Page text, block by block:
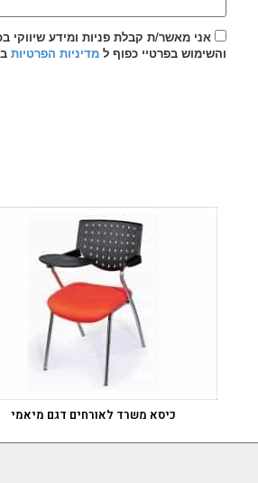
אני מאשר/ת קבלת פניות ומידע שיווקי
והשימוש בפרטיי כפוף ל מדיניות הפרטיות
כיסא משרד לאורחים דגם מיאמי